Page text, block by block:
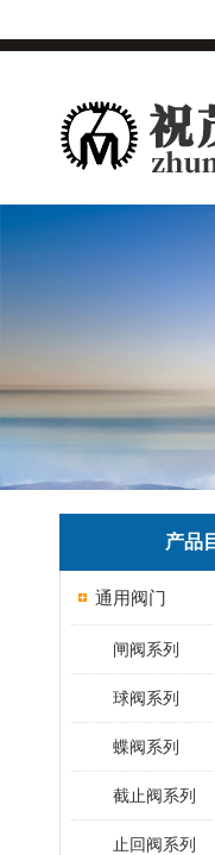
产品
通用阀门
闸阀系列
球阀系列
蝶阀系列
截止阀系列
止回阀系列